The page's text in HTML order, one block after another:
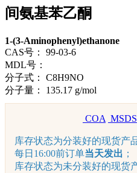
间氨基苯乙酮
1-(3-Aminophenyl)ethanone
CAS号：
99-03-6
MDL号：
分子式：
C8H9NO
分子量：
135.17 g/mol
COA MSDS
库存状态为分装好的现货产
每日16:00前订单当天发出 ；
库存状态为未分装好的现货